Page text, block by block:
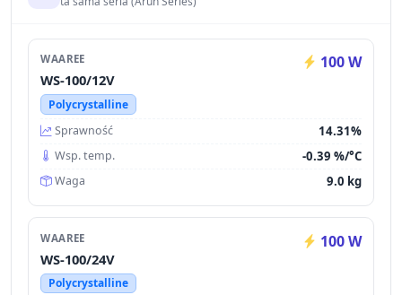
WAAREE 100 W
WS-100/12V
Polycrystalline
Sprawność
14.31%
Wsp. temp. -0.39 %/°C
Waga 9.0 kg
WAAREE 100 W
WS-100/24V
Polycrystalline